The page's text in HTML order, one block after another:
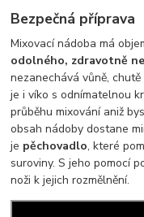
Bezpečná příprava
Mixovací nádoba má
odolného, zdravotně
nezanechává vůně,
je i víko s odnímatelnou
průběhu mixování aniž
obsah nádoby dostane
je pěchovadlo, které
suroviny. S jeho pomocí
noži k jejich rozmělnění.